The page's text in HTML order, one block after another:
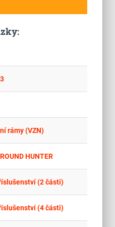
rámy (VZN)
HUNTER
(2 části)
(4 části)